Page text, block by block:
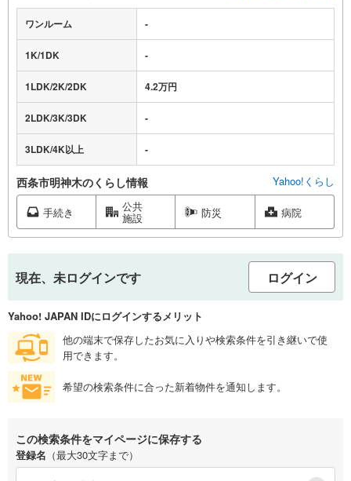
ワンルーム -
1K/1DK -
1LDK/2K/2DK 4.2万円
2LDK/3K/3DK -
3LDK/4K以上 -
西条市明神木のくらし情報 Yahoo!くらし
手続き 公共
施設 防災 病院
現在、未ログインです ログイン
Yahoo! JAPAN IDにログインするメリット
他の端末で保存したお気に入りや検索条件を引き継いで使
用できます。
希望の検索条件に合った新着物件を通知します。
この検索条件をマイページに保存する
登録名 （最大30文字まで）